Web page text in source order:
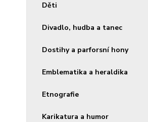
Děti
Divadlo, hudba a tanec
Dostihy a parforsní hony
Emblematika a heraldika
Etnografie
Karikatura a humor